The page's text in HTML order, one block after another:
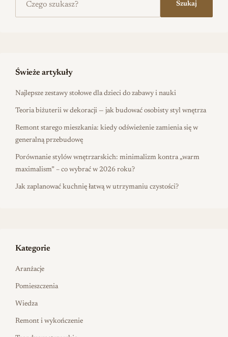
Szukaj
Świeże artykuły
Najlepsze zestawy stołowe dla dzieci do zabawy i nauki
Teoria biżuterii w dekoracji — jak budować osobisty styl wnętrza
Remont starego mieszkania: kiedy odświeżenie zamienia się w
generalną przebudowę
Porównanie stylów wnętrzarskich: minimalizm kontra „warm
maximalism” – co wybrać w 2026 roku?
Jak zaplanować kuchnię łatwą w utrzymaniu czystości?
Kategorie
Aranżacje
Pomieszczenia
Wiedza
Remont i wykończenie